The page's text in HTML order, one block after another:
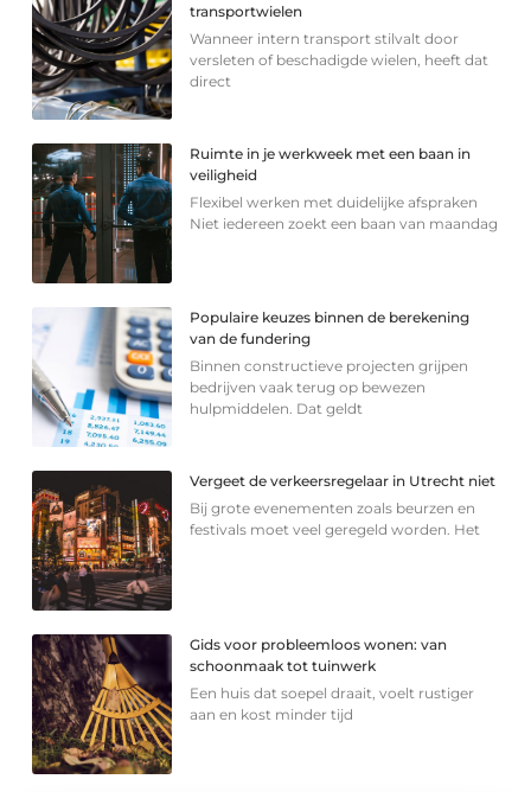
transportwielen
Wanneer intern transport stilvalt door
versleten of beschadigde wielen, heeft dat
direct
Ruimte in je werkweek met een baan in
veiligheid
Flexibel werken met duidelijke afspraken
Niet iedereen zoekt een baan van maandag
Populaire keuzes binnen de berekening
van de fundering
Binnen constructieve projecten grijpen
bedrijven vaak terug op bewezen
hulpmiddelen. Dat geldt
Vergeet de verkeersregelaar in Utrecht niet
Bij grote evenementen zoals beurzen en
festivals moet veel geregeld worden. Het
Gids voor probleemloos wonen: van
schoonmaak tot tuinwerk
Een huis dat soepel draait, voelt rustiger
aan en kost minder tijd